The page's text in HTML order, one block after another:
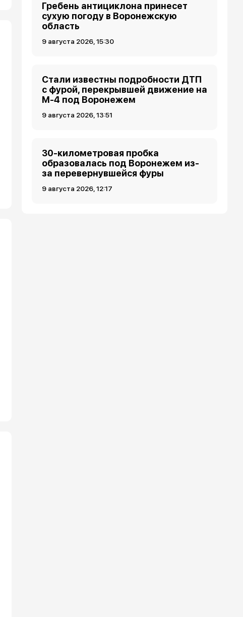
Гребень антициклона принесет
сухую погоду в Воронежскую
область
9 августа 2026, 15:30
Стали известны подробности ДТП
с фурой, перекрывшей движение на
М-4 под Воронежем
9 августа 2026, 13:51
30-километровая пробка
образовалась под Воронежем из-
за перевернувшейся фуры
9 августа 2026, 12:17